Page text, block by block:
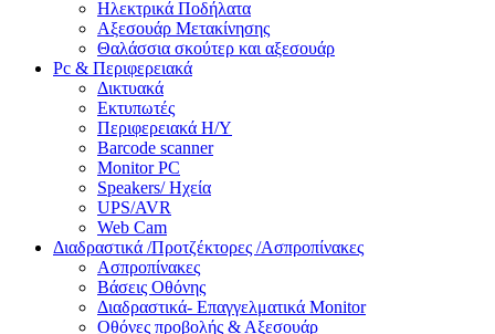
Ηλεκτρικά Ποδήλατα
Αξεσουάρ Μετακίνησης
Θαλάσσια σκούτερ και αξεσουάρ
Pc & Περιφερειακά
Δικτυακά
Εκτυπωτές
Περιφερειακά Η/Υ
Barcode scanner
Monitor PC
Speakers/ Ηχεία
UPS/AVR
Web Cam
Διαδραστικά /Προτζέκτορες /Ασπροπίνακες
Ασπροπίνακες
Βάσεις Οθόνης
Διαδραστικά- Επαγγελματικά Monitor
Οθόνες προβολής & Αξεσουάρ